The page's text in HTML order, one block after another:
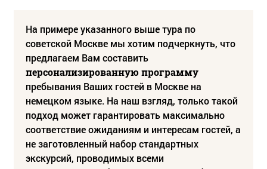
На примере указанного выше тура по
советской Москве мы хотим подчеркнуть, что
предлагаем Вам составить
персонализированную программу
пребывания Ваших гостей в Москве на
немецком языке. На наш взгляд, только такой
подход может гарантировать максимально
соответствие ожиданиям и интересам гостей, а
не заготовленный набор стандартных
экскурсий, проводимых всеми